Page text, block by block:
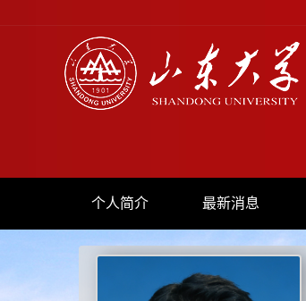
个人简介 最新消息